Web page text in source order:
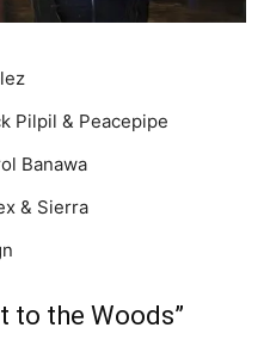
Pilpil & Peacepipe
Banawa
& Sierra
to the Woods”